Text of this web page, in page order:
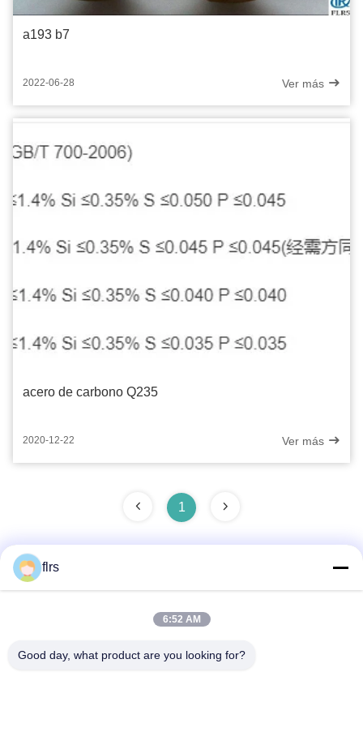
a193 b7
2022-06-28 Ver más
acero de carbono Q235
2020-12-22 Ver más
1
Avenida del eurasiático No.3939., distrito ecológico de
flrs
6:52 AM
Good day, what product are you looking for?